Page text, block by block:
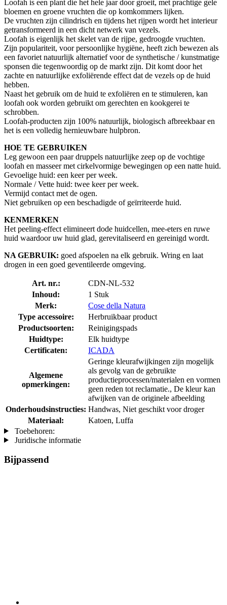
Loofah is een plant die het hele jaar door groeit, met prachtige gele
bloemen en groene vruchten die op komkommers lijken.
De vruchten zijn cilindrisch en tijdens het rijpen wordt het interieur
getransformeerd in een dicht netwerk van vezels.
Loofah is eigenlijk het skelet van de rijpe, gedroogde vruchten.
Zijn populariteit, voor persoonlijke hygiëne, heeft zich bewezen als
een favoriet natuurlijk alternatief voor de synthetische / kunstmatige
sponsen die tegenwoordig op de markt zijn. Dit komt door het
zachte en natuurlijke exfoliërende effect dat de vezels op de huid
hebben.
Naast het gebruik om de huid te exfoliëren en te stimuleren, kan
loofah ook worden gebruikt om gerechten en kookgerei te
schrobben.
Loofah-producten zijn 100% natuurlijk, biologisch afbreekbaar en
het is een volledig hernieuwbare hulpbron.
HOE TE GEBRUIKEN
Leg gewoon een paar druppels natuurlijke zeep op de vochtige
loofah en masseer met cirkelvormige bewegingen op een natte huid.
Gevoelige huid: een keer per week.
Normale / Vette huid: twee keer per week.
Vermijd contact met de ogen.
Niet gebruiken op een beschadigde of geïrriteerde huid.
KENMERKEN
Het peeling-effect elimineert dode huidcellen, mee-eters en ruwe
huid waardoor uw huid glad, gerevitaliseerd en gereinigd wordt.
NA GEBRUIK: goed afspoelen na elk gebruik. Wring en laat
drogen in een goed geventileerde omgeving.
Art. nr.:
CDN-NL-532
Inhoud:
1 Stuk
Merk:
Cose della Natura
Type accessoire:
Herbruikbaar product
Productsoorten:
Reinigingspads
Huidtype:
Elk huidtype
Certificaten:
ICADA
Algemene
opmerkingen:
Geringe kleurafwijkingen zijn mogelijk
als gevolg van de gebruikte
productieprocessen/materialen en vormen
geen reden tot reclamatie., De kleur kan
afwijken van de originele afbeelding
Onderhoudsinstructies: Handwas, Niet geschikt voor droger
Materiaal:
Katoen, Luffa
Toebehoren:
Juridische informatie
Bijpassend